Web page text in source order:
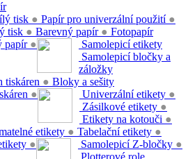
tisk ● Papír pro univerzální použití ●
tisk ● Barevný papír ●
papír ●
Fotopapír
tiskáren ●
●
Samolepicí etikety
Univerzální etikety ●
Zásilkové etikety ●
Etikety na kotouči ●
etikety ● Tabelační etikety ●
●
Samolepicí bločky a
záložky
Samolepicí Z-bločky ●
Bloky a sešity
Plotterové role